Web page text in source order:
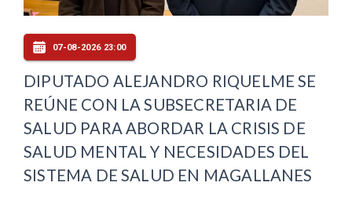
07-08-2026 23:00
DIPUTADO ALEJANDRO RIQUELME SE
REÚNE CON LA SUBSECRETARIA DE
SALUD PARA ABORDAR LA CRISIS DE
SALUD MENTAL Y NECESIDADES DEL
SISTEMA DE SALUD EN MAGALLANES